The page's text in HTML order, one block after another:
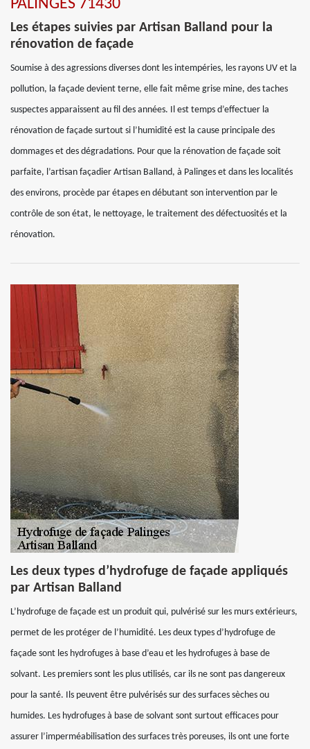
PALINGES 71430
Les étapes suivies par Artisan Balland pour la
rénovation de façade
Soumise à des agressions diverses dont les intempéries, les rayons UV et la
pollution, la façade devient terne, elle fait même grise mine, des taches
suspectes apparaissent au fil des années. Il est temps d’effectuer la
rénovation de façade surtout si l’humidité est la cause principale des
dommages et des dégradations. Pour que la rénovation de façade soit
parfaite, l’artisan façadier Artisan Balland, à Palinges et dans les localités
des environs, procède par étapes en débutant son intervention par le
contrôle de son état, le nettoyage, le traitement des défectuosités et la
rénovation.
Les deux types d’hydrofuge de façade appliqués
par Artisan Balland
L’hydrofuge de façade est un produit qui, pulvérisé sur les murs extérieurs,
permet de les protéger de l’humidité. Les deux types d’hydrofuge de
façade sont les hydrofuges à base d’eau et les hydrofuges à base de
solvant. Les premiers sont les plus utilisés, car ils ne sont pas dangereux
pour la santé. Ils peuvent être pulvérisés sur des surfaces sèches ou
humides. Les hydrofuges à base de solvant sont surtout efficaces pour
assurer l’imperméabilisation des surfaces très poreuses, ils ont une forte